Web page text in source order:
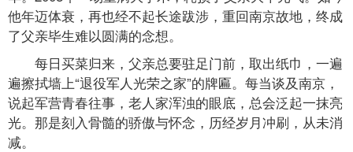
他年迈体衰，再也经不起长途跋涉，重回南京故地，终成
了父亲毕生难以圆满的念想。
每日买菜归来，父亲总要驻足门前，取出纸巾，一遍
遍擦拭墙上“退役军人光荣之家”的牌匾。每当谈及南京，
说起军营青春往事，老人家浑浊的眼底，总会泛起一抹亮
光。那是刻入骨髓的骄傲与怀念，历经岁月冲刷，从未消
减。